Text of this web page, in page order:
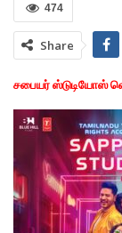
474
Share
சபையர் ஸ்டுடியோஸ்